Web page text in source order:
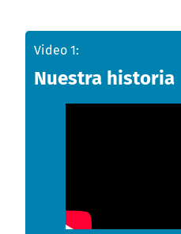
Video 1:
Nuestra historia